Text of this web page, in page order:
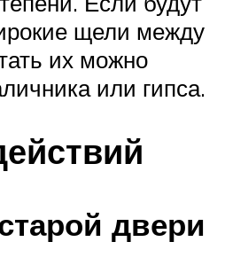
щели между
их можно
или гипса.
двери